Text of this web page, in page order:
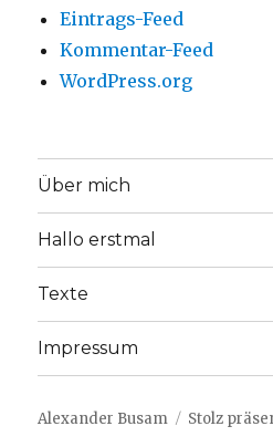
Eintrags-Feed
Kommentar-Feed
WordPress.org
Über mich
Hallo erstmal
Texte
Impressum
Alexander Busam Stolz